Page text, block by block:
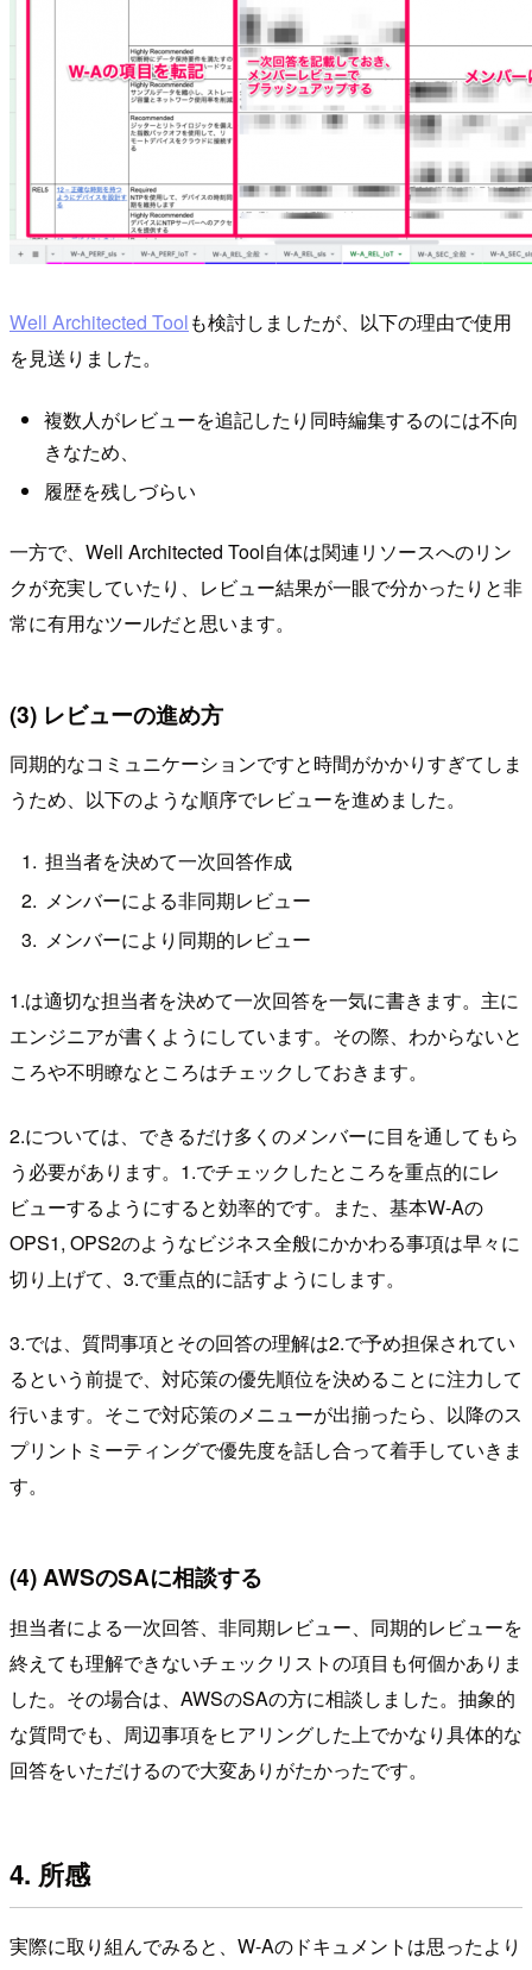
Well Architected Toolも検討しましたが、以下の理由で使用
を見送りました。
複数人がレビューを追記したり同時編集するのには不向
きなため、
履歴を残しづらい
一方で、Well Architected Tool自体は関連リソースへのリン
クが充実していたり、レビュー結果が一眼で分かったりと非
常に有用なツールだと思います。
(3) レビューの進め方
同期的なコミュニケーションですと時間がかかりすぎてしま
うため、以下のような順序でレビューを進めました。
担当者を決めて一次回答作成
メンバーによる非同期レビュー
メンバーにより同期的レビュー
1.は適切な担当者を決めて一次回答を一気に書きます。主に
エンジニアが書くようにしています。その際、わからないと
ころや不明瞭なところはチェックしておきます。
2.については、できるだけ多くのメンバーに目を通してもら
う必要があります。1.でチェックしたところを重点的にレ
ビューするようにすると効率的です。また、基本W-Aの
OPS1, OPS2のようなビジネス全般にかかわる事項は早々に
切り上げて、3.で重点的に話すようにします。
3.では、質問事項とその回答の理解は2.で予め担保されてい
るという前提で、対応策の優先順位を決めることに注力して
行います。そこで対応策のメニューが出揃ったら、以降のス
プリントミーティングで優先度を話し合って着手していきま
す。
(4) AWSのSAに相談する
担当者による一次回答、非同期レビュー、同期的レビューを
終えても理解できないチェックリストの項目も何個かありま
した。その場合は、AWSのSAの方に相談しました。抽象的
な質問でも、周辺事項をヒアリングした上でかなり具体的な
回答をいただけるので大変ありがたかったです。
4. 所感
実際に取り組んでみると、W-Aのドキュメントは思ったより